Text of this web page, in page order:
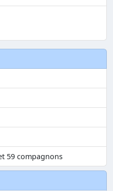
59 compagnons